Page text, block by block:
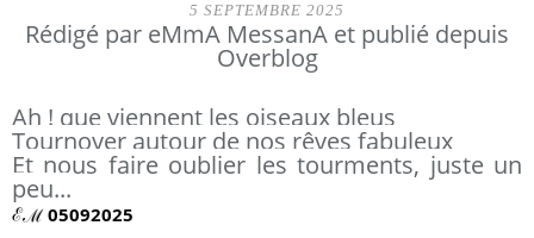
5 SEPTEMBRE 2025
Rédigé par eMmA MessanA et publié depuis
Overblog
Ah ! que viennent les oiseaux bleus
Tournoyer autour de nos rêves fabuleux
Et nous faire oublier les tourments, juste un
peu...
ℰℳ 05092025